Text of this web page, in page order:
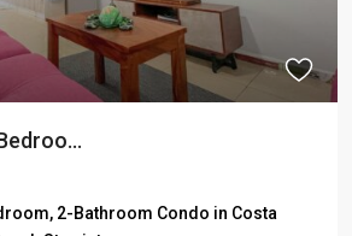
2-Bathroom Condo in Costa